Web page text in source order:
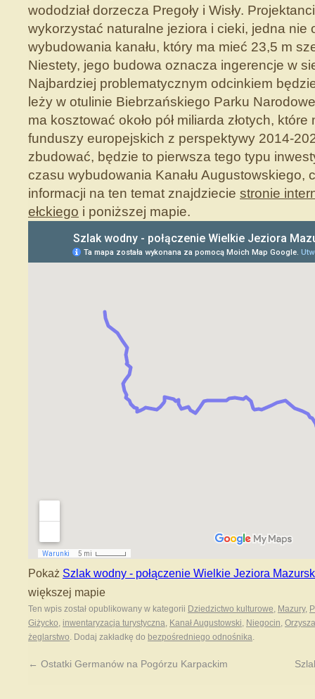
wododział dorzecza Pregoły i Wisły.
wykorzystać naturalne jeziora i cieki, jedna nie
wybudowania kanału, który ma mieć 23,5 m
Niestety, jego budowa oznacza ingerencje w
Najbardziej problematycznym odcinkiem
leży w otulinie Biebrzańskiego Parku
ma kosztować około pół miliarda złotych,
funduszy europejskich z perspektywy 2014-
zbudować, będzie to pierwsza tego typu
czasu wybudowania Kanału Augustowskiego,
informacji na ten temat znajdziecie stronie
ełckiego i poniższej mapie.
Pokaż Szlak wodny - połączenie Wielkie Jeziora
większej mapie
Ten wpis został opublikowany w kategorii Dziedzictwo kulturowe, Mazury,
Giżycko, inwentaryzacja turystyczna, Kanał Augustowski, Niegocin, Orzysza
żeglarstwo. Dodaj zakładkę do bezpośredniego odnośnika.
← Ostatki Germanów na Pogórzu Karpackim